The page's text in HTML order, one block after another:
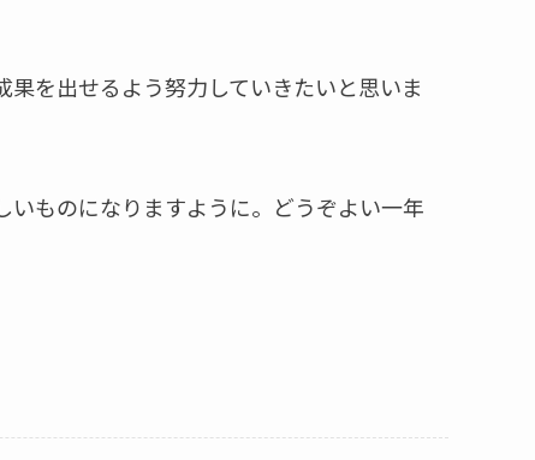
を出せるよう努力していきたいと思いま
ものになりますように。どうぞよい一年